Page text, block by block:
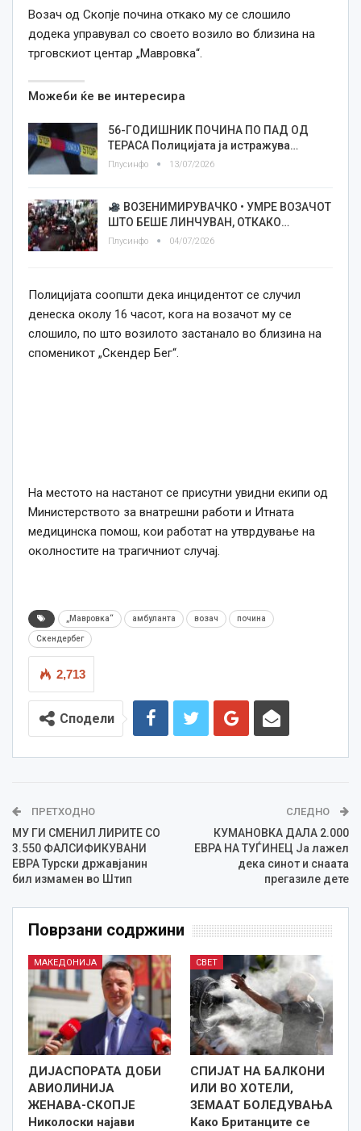
Возач од Скопје почина откако му се слошило
додека управувал со своето возило во близина на
трговскиот центар „Мавровка“.
Можеби ќе ве интересира
56-ГОДИШНИК ПОЧИНА ПО ПАД ОД
ТЕРАСА Полицијата ја истражува…
Плусинфо 13/07/2026
ВОЗЕНИМИРУВАЧКО • УМРЕ ВОЗАЧОТ
ШТО БЕШЕ ЛИНЧУВАН, ОТКАКО…
Плусинфо 04/07/2026
Полицијата соопшти дека инцидентот се случил
денеска околу 16 часот, кога на возачот му се
слошило, по што возилото застанало во близина на
споменикот „Скендер Бег“.
На местото на настанот се присутни увидни екипи од
Министерството за внатрешни работи и Итната
медицинска помош, кои работат на утврдување на
околностите на трагичниот случај.
„Мавровка“ амбуланта возач почина
Скендербег
2,713
Сподели
ПРЕТХОДНО
МУ ГИ СМЕНИЛ ЛИРИТЕ СО
3.550 ФАЛСИФИКУВАНИ
ЕВРА Турски државјанин
бил измамен во Штип
СЛЕДНО
КУМАНОВКА ДАЛА 2.000
ЕВРА НА ТУЃИНЕЦ Ја лажел
дека синот и снаата
прегазиле дете
Поврзани содржини
МАКЕДОНИЈА
ДИЈАСПОРАТА ДОБИ
АВИОЛИНИЈА
ЖЕНАВА-СКОПЈЕ
Николоски најави
СВЕТ
СПИЈАТ НА БАЛКОНИ
ИЛИ ВО ХОТЕЛИ,
ЗЕМААТ БОЛЕДУВАЊА
Како Британците се